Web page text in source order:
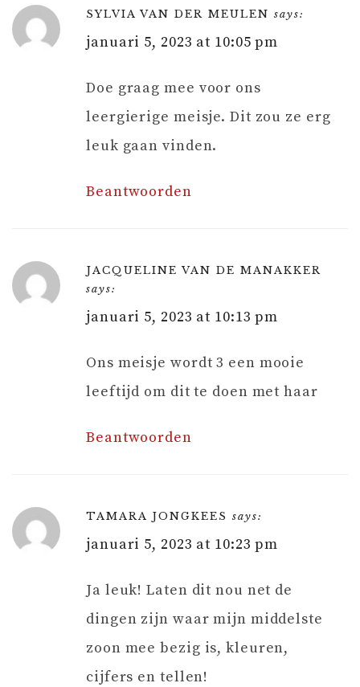
SYLVIA VAN DER MEULEN says:
januari 5, 2023 at 10:05 pm
Doe graag mee voor ons
leergierige meisje. Dit zou ze erg
leuk gaan vinden.
Beantwoorden
JACQUELINE VAN DE MANAKKER
says:
januari 5, 2023 at 10:13 pm
Ons meisje wordt 3 een mooie
leeftijd om dit te doen met haar
Beantwoorden
TAMARA JONGKEES says:
januari 5, 2023 at 10:23 pm
Ja leuk! Laten dit nou net de
dingen zijn waar mijn middelste
zoon mee bezig is, kleuren,
cijfers en tellen!